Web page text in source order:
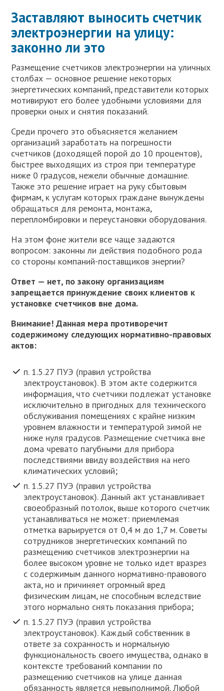
Заставляют выносить счетчик
электроэнергии на улицу:
законно ли это
Размещение счетчиков электроэнергии на уличных
столбах — основное решение некоторых
энергетических компаний, представители которых
мотивируют его более удобными условиями для
проверки оных и снятия показаний.
Среди прочего это объясняется желанием
организаций заработать на погрешности
счетчиков (доходящей порой до 10 процентов),
быстрее выходящих из строя при температуре
ниже 0 градусов, нежели обычные домашние.
Также это решение играет на руку сбытовым
фирмам, к услугам которых граждане вынуждены
обращаться для ремонта, монтажа,
перепломбировки и переустановки оборудования.
На этом фоне жители все чаще задаются
вопросом: законны ли действия подобного рода
со стороны компаний-поставщиков энергии?
Ответ — нет, по закону организациям
запрещается принуждение своих клиентов к
установке счетчиков вне дома.
Внимание! Данная мера противоречит
содержимому следующих нормативно-правовых
актов:
п. 1.5.27 ПУЭ (правил устройства
электроустановок). В этом акте содержится
информация, что счетчики подлежат установке
исключительно в пригодных для технического
обслуживания помещениях с крайне низким
уровнем влажности и температурой зимой не
ниже нуля градусов. Размещение счетчика вне
дома чревато пагубными для прибора
последствиями ввиду воздействия на него
климатических условий;
п. 1.5.27 ПУЭ (правил устройства
электроустановок). Данный акт устанавливает
своеобразный потолок, выше которого счетчик
устанавливаться не может: приемлемая
отметка варьируется от 0,4 м до 1,7 м. Советы
сотрудников энергетических компаний по
размещению счетчиков электроэнергии на
более высоком уровне не только идет вразрез
с содержимым данного нормативно-правового
акта, но и причиняет огромный вред
физическим лицам, не способным вследствие
этого нормально снять показания прибора;
п. 1.5.27 ПУЭ (правил устройства
электроустановок). Каждый собственник в
ответе за сохранность и нормальную
функциональность своего имущества, однако в
контексте требований компании по
размещению счетчиков на улице данная
обязанность является невыполнимой. Любой